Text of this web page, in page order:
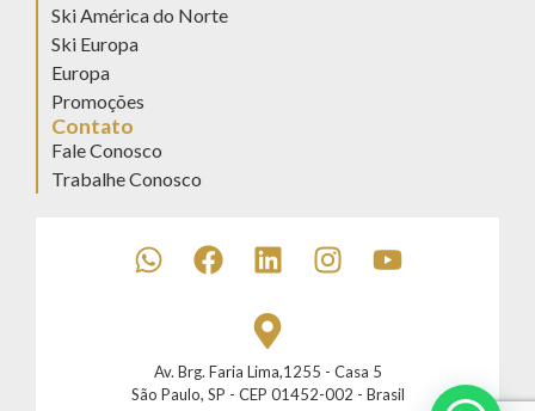
Ski América do Norte
Ski Europa
Europa
Promoções
Contato
Fale Conosco
Trabalhe Conosco
Av. Brg. Faria Lima,1255 - Casa 5
São Paulo, SP - CEP 01452-002 - Brasil